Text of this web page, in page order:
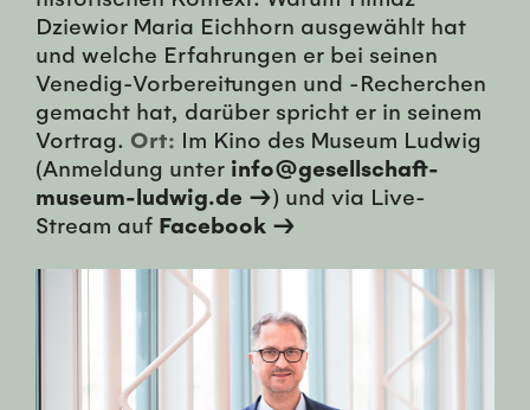
Dziewior Maria Eichhorn ausgewählt hat
und welche Erfahrungen er bei seinen
Venedig-Vorbereitungen und -Recherchen
gemacht hat, darüber spricht er in seinem
Vortrag. Ort: Im Kino des Museum Ludwig
(Anmeldung unter info@gesellschaft-
museum-ludwig.de →) und via Live-
Stream auf Facebook →